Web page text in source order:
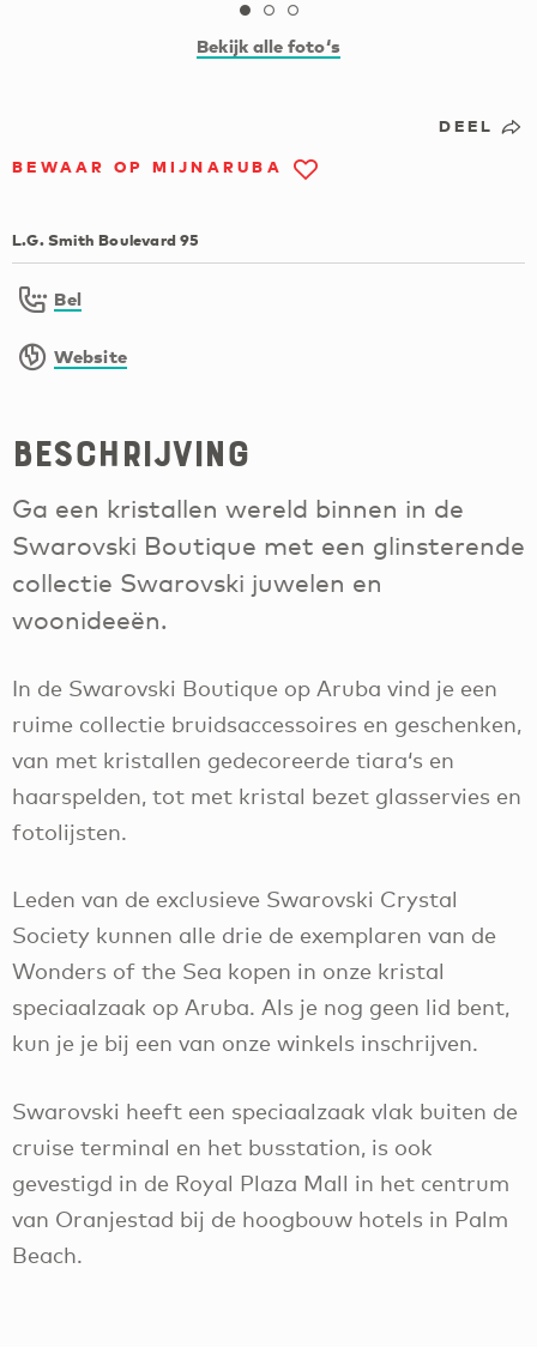
Bekijk alle foto‘s
DEEL
BEWAAR OP MIJNARUBA
L.G. Smith Boulevard 95
Bel
Website
Beschrijving
Ga een kristallen wereld binnen in de
Swarovski Boutique met een glinsterende
collectie Swarovski juwelen en
woonideeën.
In de Swarovski Boutique op Aruba vind je een
ruime collectie bruidsaccessoires en geschenken,
van met kristallen gedecoreerde tiara‘s en
haarspelden, tot met kristal bezet glasservies en
fotolijsten.
Leden van de exclusieve Swarovski Crystal
Society kunnen alle drie de exemplaren van de
Wonders of the Sea kopen in onze kristal
speciaalzaak op Aruba. Als je nog geen lid bent,
kun je je bij een van onze winkels inschrijven.
Swarovski heeft een speciaalzaak vlak buiten de
cruise terminal en het busstation, is ook
gevestigd in de Royal Plaza Mall in het centrum
van Oranjestad bij de hoogbouw hotels in Palm
Beach.